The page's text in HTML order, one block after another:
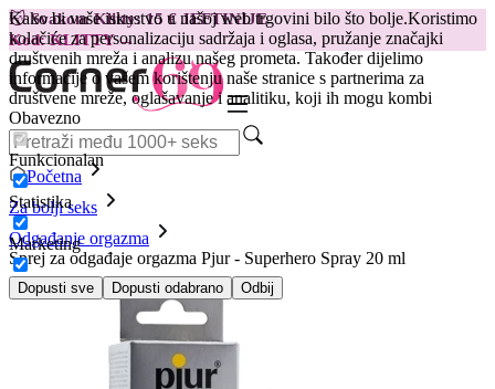
Kako bi vaše iskustvo u našoj web trgovini bilo što bolje.Koristimo
kolačiće za personalizaciju sadržaja i oglasa, pružanje značajki
društvenih mreža i analizu našeg prometa. Također dijelimo
informacije o vašem korištenju naše stranice s partnerima za
društvene mreže, oglašavanje i analitiku, koji ih mogu kombi
Obavezno
Funkcionalan
Statistika
Marketing
Dopusti sve Dopusti odabrano Odbij
😽Svakom Klitty: 15 € JEFTINIJE
Kod: KLITTY →
Početna
Za bolji seks
Odgađanje orgazma
Sprej za odgađaje orgazma Pjur - Superhero Spray 20 ml